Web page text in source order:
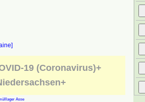
19 (Coronavirus)+
Asse